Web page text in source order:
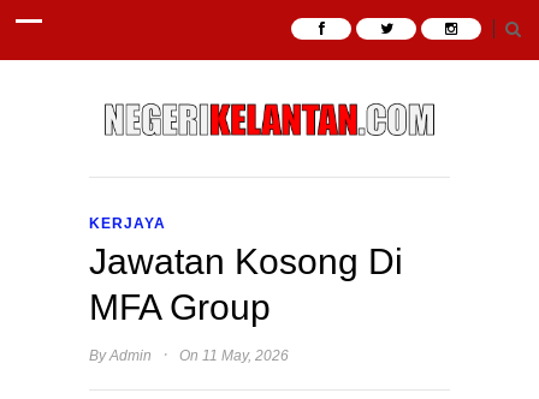
KERJAYA
Jawatan Kosong Di
MFA Group
ByAdmin · On 11 May, 2026